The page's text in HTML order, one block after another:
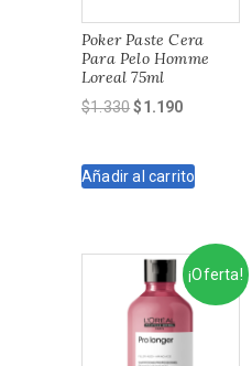
Poker Paste Cera
Para Pelo Homme
Loreal 75ml
$1.330El
era:
$1.190El
es:
Añadir al carrito
¡Oferta!